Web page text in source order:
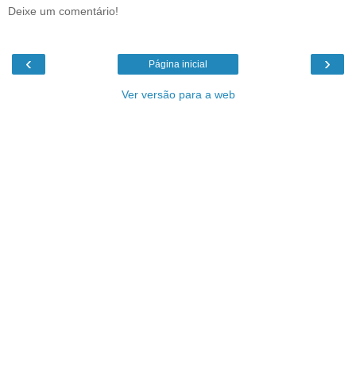
Deixe um comentário!
‹ ›
Página inicial
Ver versão para a web